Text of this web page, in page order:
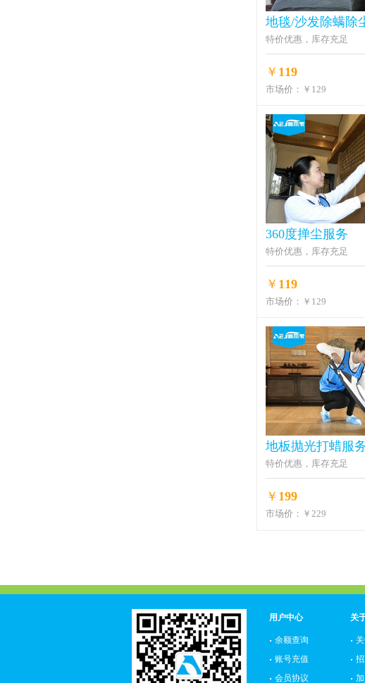
地毯/沙发除螨除
特价优惠，库存充足
￥ 119
市场价： ￥129
360度掸尘服务
特价优惠，库存充足
￥ 119
市场价： ￥129
地板抛光打蜡服
特价优惠，库存充足
￥ 199
市场价： ￥229
用户中心
余额查询
账号充值
会员协议
关